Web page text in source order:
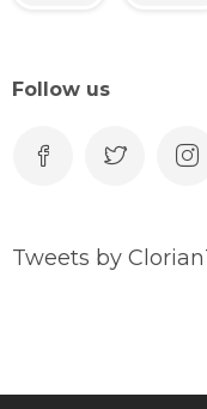
Follow us
Tweets by